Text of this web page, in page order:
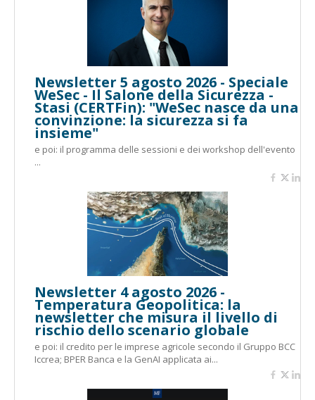
Newsletter 5 agosto 2026 - Speciale
WeSec - Il Salone della Sicurezza -
Stasi (CERTFin): "WeSec nasce da una
convinzione: la sicurezza si fa
insieme"
e poi: il programma delle sessioni e dei workshop dell'evento
...
Newsletter 4 agosto 2026 -
Temperatura Geopolitica: la
newsletter che misura il livello di
rischio dello scenario globale
e poi: il credito per le imprese agricole secondo il Gruppo BCC
Iccrea; BPER Banca e la GenAI applicata ai...